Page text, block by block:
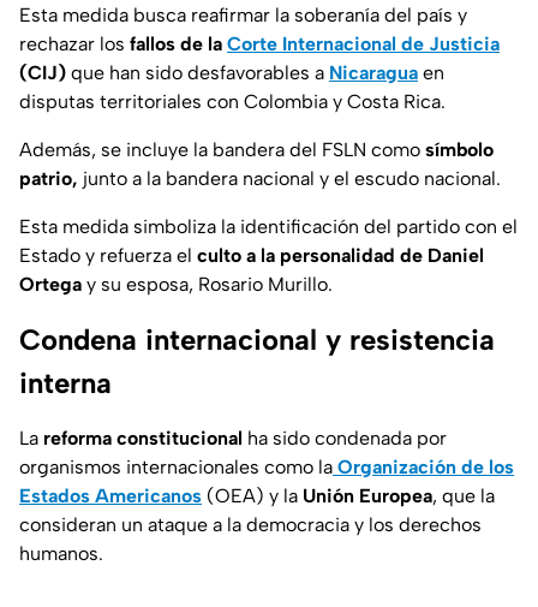
Esta medida busca reafirmar la soberanía del país y
rechazar los fallos de la Corte Internacional de Justicia
(CIJ) que han sido desfavorables a Nicaragua en
disputas territoriales con Colombia y Costa Rica.
Además, se incluye la bandera del FSLN como símbolo
patrio, junto a la bandera nacional y el escudo nacional.
Esta medida simboliza la identificación del partido con el
Estado y refuerza el culto a la personalidad de Daniel
Ortega y su esposa, Rosario Murillo.
Condena internacional y resistencia
interna
La reforma constitucional ha sido condenada por
organismos internacionales como la Organización de los
Estados Americanos (OEA) y la Unión Europea, que la
consideran un ataque a la democracia y los derechos
humanos.